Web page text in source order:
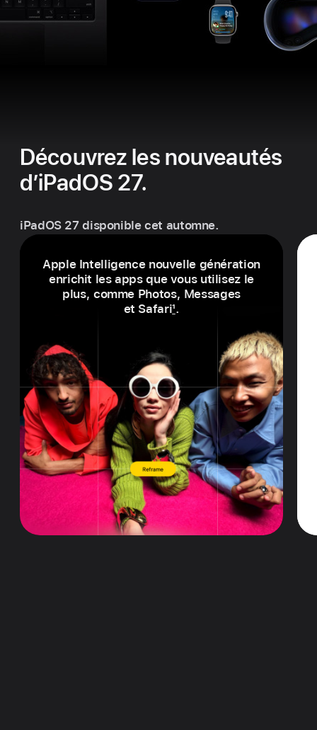
Dé­couvrez les nouveautés
d’iPadOS 27.
iPadOS 27 disponible cet automne.
Apple Intelligence nouvelle géné­ration
enrichit les apps que vous utilisez le
plus, comme Photos, Messages
et Safari1.